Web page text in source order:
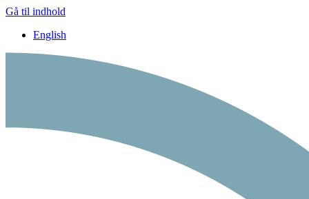
Gå til indhold
English